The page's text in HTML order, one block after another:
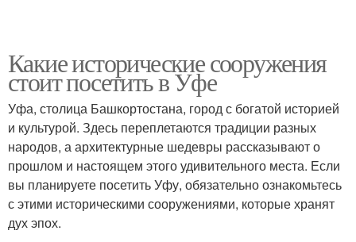
Какие исторические сооружения
стоит посетить в Уфе
Уфа, столица Башкортостана, город с богатой историей
и культурой. Здесь переплетаются традиции разных
народов, а архитектурные шедевры рассказывают о
прошлом и настоящем этого удивительного места. Если
вы планируете посетить Уфу, обязательно ознакомьтесь
с этими историческими сооружениями, которые хранят
дух эпох.